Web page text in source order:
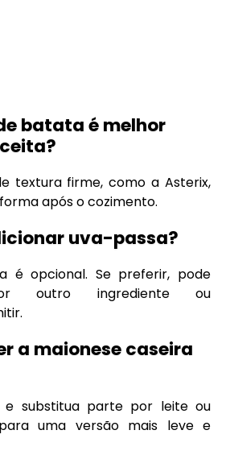
batata é melhor
textura firme, como a Asterix,
após o cozimento.
uva-passa?
é opcional. Se preferir, pode
outro ingrediente ou
a maionese caseira
e substitua parte por leite ou
uma versão mais leve e